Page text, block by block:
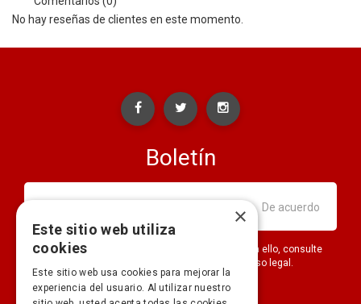
No hay reseñas de clientes en este momento.
Boletín
Puede darse de baja en cualquier momento. Para ello, consulte
nuestra información de contacto en el aviso legal.
×
Este sitio web utiliza
cookies
Este sitio web usa cookies para mejorar la
experiencia del usuario. Al utilizar nuestro